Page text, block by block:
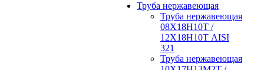
Труба нержавеющая
Труба нержавеющая
08Х18Н10Т /
12Х18Н10Т AISI
321
Труба нержавеющая